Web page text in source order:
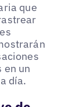
que
en un
día.